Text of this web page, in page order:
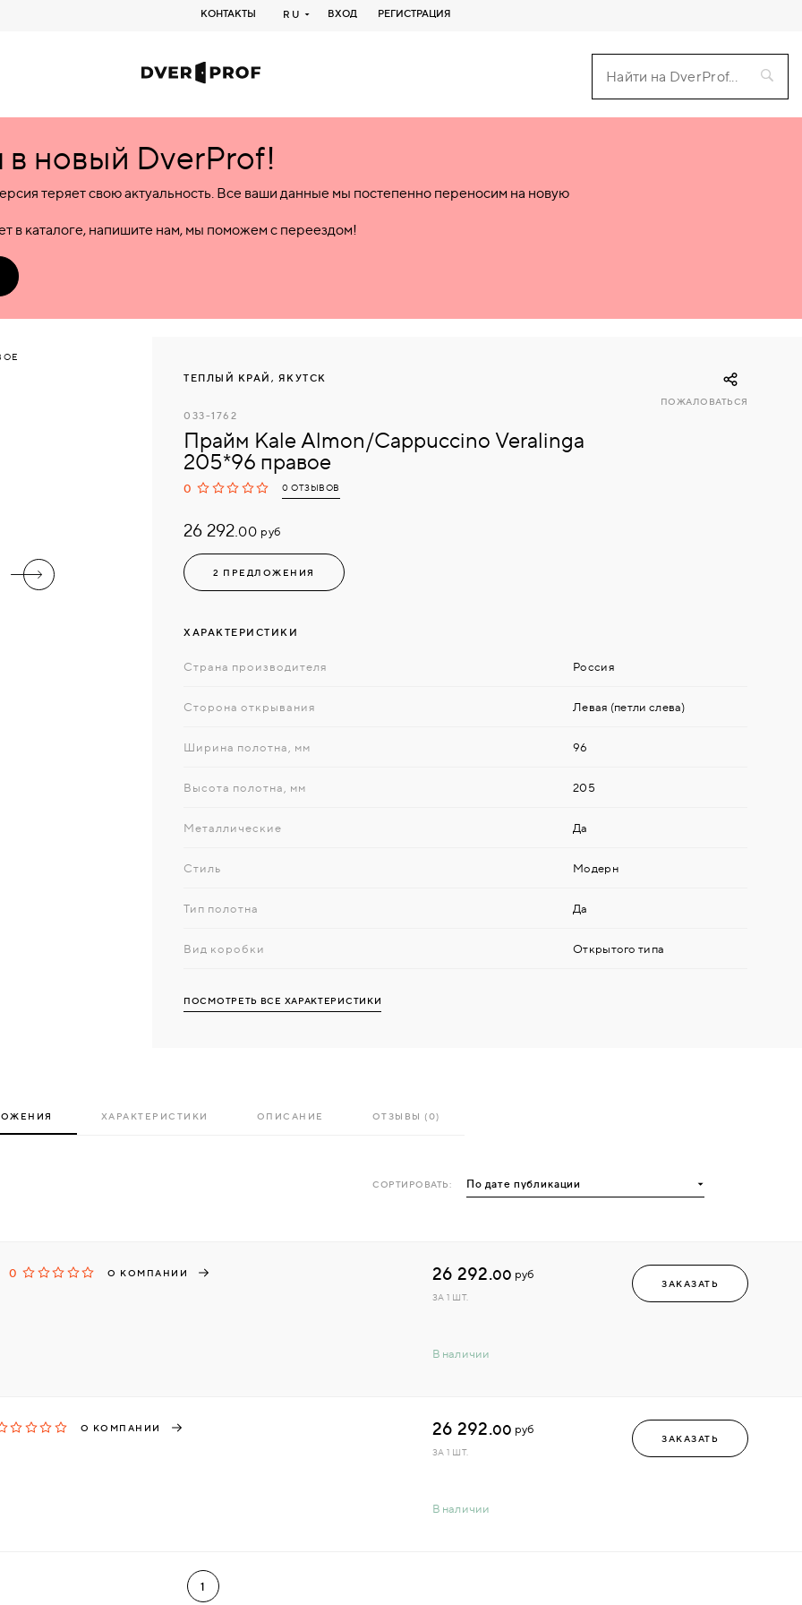
КОНТАКТЫ RU ВХОД РЕГИСТРАЦИЯ
новый DverProf!
теряет свою актуальность. Все ваши данные мы постепенно переносим на новую
в каталоге, напишите нам, мы поможем с переездом!
ТЕПЛЫЙ КРАЙ, ЯКУТСК
033-1762
Прайм Kale Almon/Cappuccino Veralinga
205*96 правое
0 0 ОТЗЫВОВ
26 292.00руб
2 ПРЕДЛОЖЕНИЯ
ПОЖАЛОВАТЬСЯ
ХАРАКТЕРИСТИКИ
Страна производителя Россия
Сторона открывания Левая (петли слева)
Ширина полотна, мм 96
Высота полотна, мм 205
Металлические Да
Стиль Модерн
Тип полотна Да
Вид коробки Открытого типа
ПОСМОТРЕТЬ ВСЕ ХАРАКТЕРИСТИКИ
ХАРАКТЕРИСТИКИ ОПИСАНИЕ ОТЗЫВЫ (0)
СОРТИРОВАТЬ:
0 О КОМПАНИИ
В наличии
26 292.00 руб
ЗА 1 ШТ.
ЗАКАЗАТЬ
О КОМПАНИИ
В наличии
26 292.00 руб
ЗА 1 ШТ.
ЗАКАЗАТЬ
1